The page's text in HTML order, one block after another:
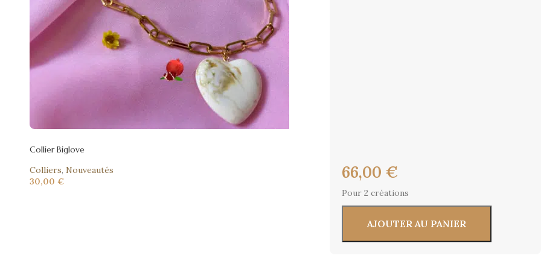
Collier Biglove
Colliers, Nouveautés
30,00 € 66,00 €
Pour 2 créations
AJOUTER AU PANIER